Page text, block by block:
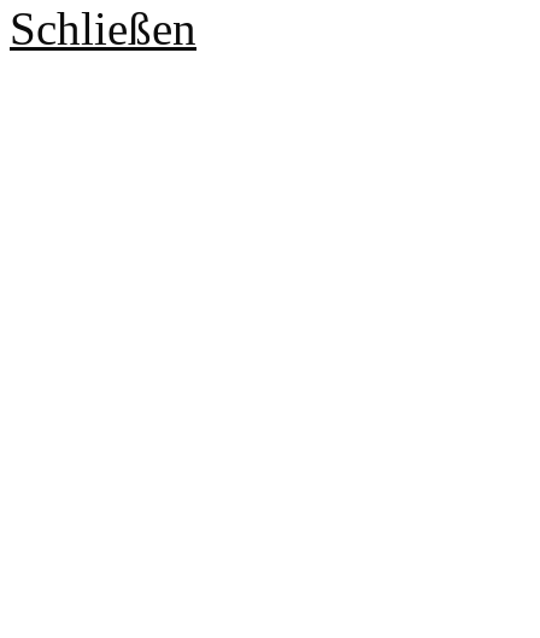
Schließen